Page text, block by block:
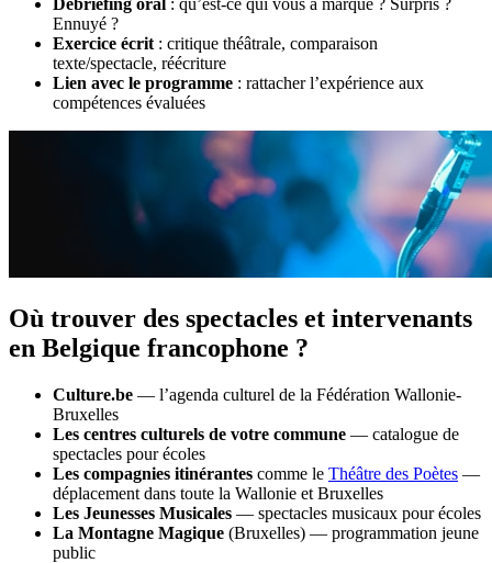
Débriefing oral : qu’est-ce qui vous a marqué ? Surpris ?
Ennuyé ?
Exercice écrit : critique théâtrale, comparaison
texte/spectacle, réécriture
Lien avec le programme : rattacher l’expérience aux
compétences évaluées
Où trouver des spectacles et intervenants
en Belgique francophone ?
Culture.be — l’agenda culturel de la Fédération Wallonie-
Bruxelles
Les centres culturels de votre commune — catalogue de
spectacles pour écoles
Les compagnies itinérantes comme le Théâtre des Poètes —
déplacement dans toute la Wallonie et Bruxelles
Les Jeunesses Musicales — spectacles musicaux pour écoles
La Montagne Magique (Bruxelles) — programmation jeune
public